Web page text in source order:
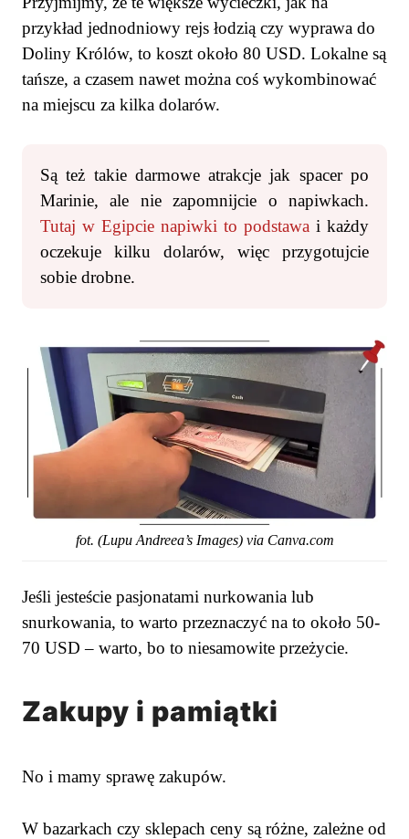
przykład jednodniowy rejs łodzią czy wyprawa do
Doliny Królów, to koszt około 80 USD. Lokalne są
tańsze, a czasem nawet można coś wykombinować
na miejscu za kilka dolarów.
Są też takie darmowe atrakcje jak spacer po
Marinie, ale nie zapomnijcie o napiwkach.
Tutaj w Egipcie napiwki to podstawa i każdy
oczekuje kilku dolarów, więc przygotujcie
sobie drobne.
fot. (Lupu Andreea’s Images) via Canva.com
Jeśli jesteście pasjonatami nurkowania lub
snurkowania, to warto przeznaczyć na to około 50-
70 USD – warto, bo to niesamowite przeżycie.
Zakupy i pamiątki
No i mamy sprawę zakupów.
W bazarkach czy sklepach ceny są różne, zależne od